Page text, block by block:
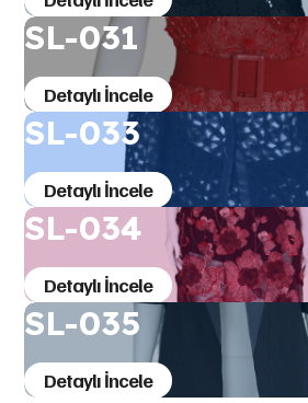
SL-031
Detaylı İncele
SL-033
Detaylı İncele
SL-034
Detaylı İncele
SL-035
Detaylı İncele